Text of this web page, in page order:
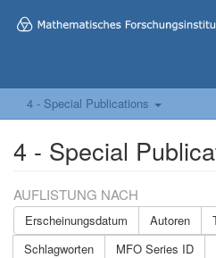
4 - Special Publications
4 - Special
AUFLISTUNG NACH
Erscheinungsdatum Autoren
Schlagworten
MFO Series ID